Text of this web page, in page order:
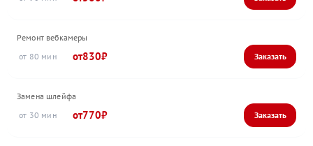
Ремонт вебкамеры
80
830
Замена шлейфа
30
770